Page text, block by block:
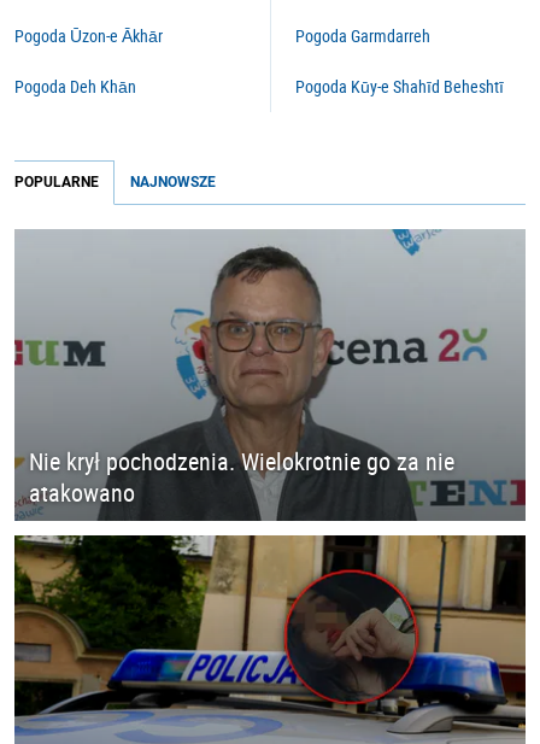
Pogoda Ūzon-e Ākhār
Pogoda Deh Khān
Pogoda Garmdarreh
Pogoda Kūy-e Shahīd Beheshtī
POPULARNE NAJNOWSZE
Nie krył pochodzenia. Wielokrotnie go za nie
atakowano